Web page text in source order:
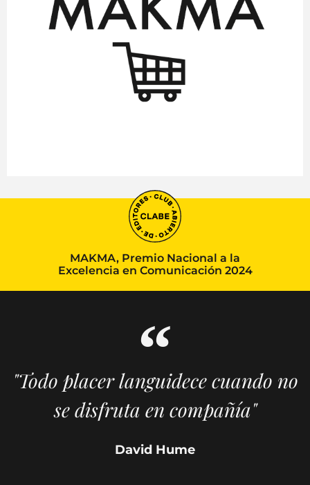
MAKMA, Premio Nacional a la
Excelencia en Comunicación 2024
"Todo placer languidece cuando no
se disfruta en compañía"
David Hume